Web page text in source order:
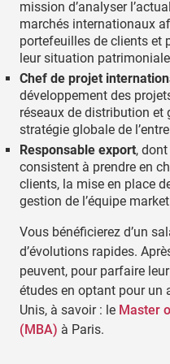
mission d’analyser
marchés internationaux
portefeuilles de clients et
leur situation
Chef de projet
développement des
réseaux de distribution
stratégie globale de
Responsable export,
consistent à prendre en
clients, la mise en place
gestion de l’équipe
Vous bénéficierez d’un
d’évolutions rapides.
peuvent, pour parfaire
études en optant pour un
Unis, à savoir : le Master
(MBA) à Paris.